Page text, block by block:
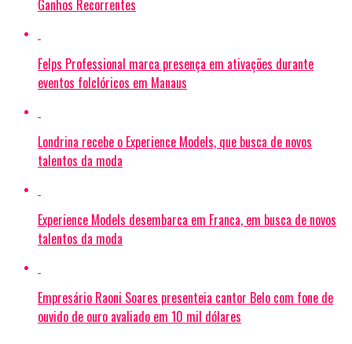
Ganhos Recorrentes
Felps Professional marca presença em ativações durante
eventos folclóricos em Manaus
Londrina recebe o Experience Models, que busca de novos
talentos da moda
Experience Models desembarca em Franca, em busca de novos
talentos da moda
Empresário Raoni Soares presenteia cantor Belo com fone de
ouvido de ouro avaliado em 10 mil dólares